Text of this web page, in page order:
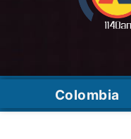
Colombia